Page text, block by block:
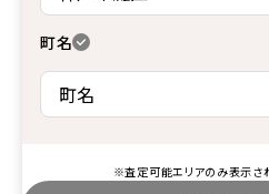
町名
※査定可能エリアのみ表示され